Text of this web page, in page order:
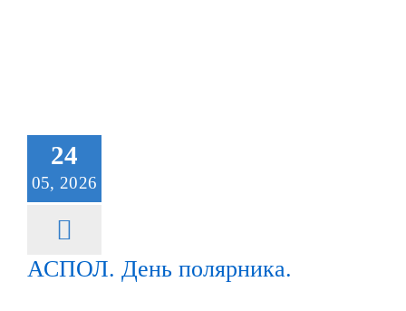
24
05, 2026
АСПОЛ. День полярника.